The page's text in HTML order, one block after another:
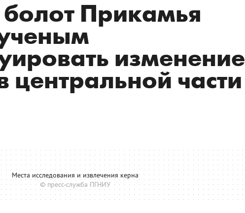
Прикамья
изменение
центральной части
Места исследования и извлечения керна
© пресс-служба ПГНИУ